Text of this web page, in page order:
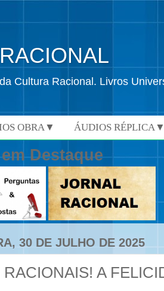
Cultura Racional. Livros
OBRA▼ ÁUDIOS
Destaque
30 DE JULHO DE 2025
A